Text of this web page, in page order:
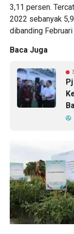
3,11 persen.
2022 sebanyak
dibanding
Baca Juga